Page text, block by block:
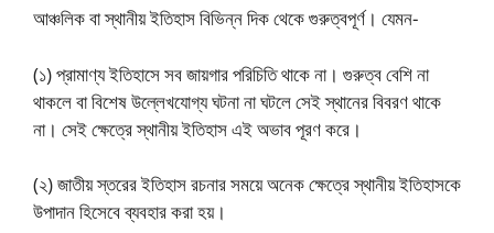
আঞ্চলিক বা স্থানীয় ইতিহাস বিভিন্ন দিক থেকে গুরুত্বপূর্ণ। যেমন-
(১) প্রামাণ্য ইতিহাসে সব জায়গার পরিচিতি থাকে না। গুরুত্ব বেশি না
থাকলে বা বিশেষ উল্লেখযােগ্য ঘটনা না ঘটলে সেই স্থানের বিবরণ থাকে
না। সেই ক্ষেত্রে স্থানীয় ইতিহাস এই অভাব পূরণ করে।
(২) জাতীয় স্তরের ইতিহাস রচনার সময়ে অনেক ক্ষেত্রে স্থানীয় ইতিহাসকে
উপাদান হিসেবে ব্যবহার করা হয়।